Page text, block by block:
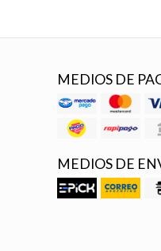
MEDIOS DE
MEDIOS DE